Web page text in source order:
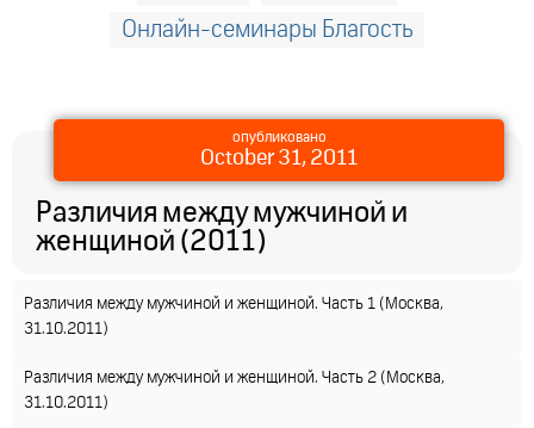
Онлайн-семинары Благость
опубликовано
October 31, 2011
Различия между мужчиной и
женщиной (2011)
Различия между мужчиной и женщиной. Часть 1 (Москва,
31.10.2011)
Различия между мужчиной и женщиной. Часть 2 (Москва,
31.10.2011)